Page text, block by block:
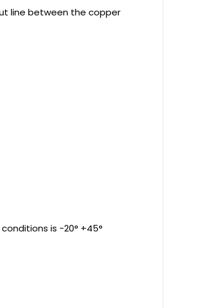
line between the copper
is -20° +45°